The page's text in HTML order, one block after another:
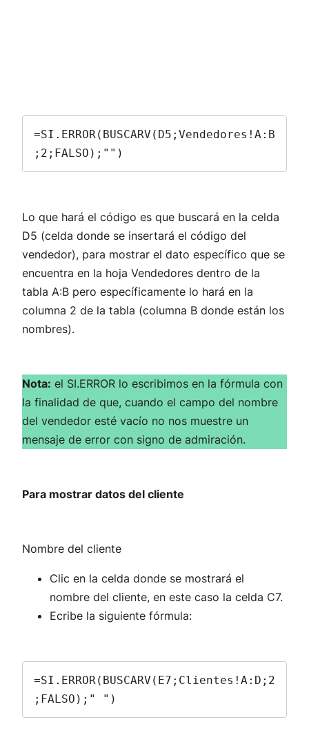
=SI.ERROR(BUSCARV(D5;Vendedores!A:B
;2;FALSO);"")
Lo que hará el código es que buscará en la celda
D5 (celda donde se insertará el código del
vendedor), para mostrar el dato específico que se
encuentra en la hoja Vendedores dentro de la
tabla A:B pero específicamente lo hará en la
columna 2 de la tabla (columna B donde están los
nombres).
Nota: el SI.ERROR lo escribimos en la fórmula con
la finalidad de que, cuando el campo del nombre
del vendedor esté vacío no nos muestre un
mensaje de error con signo de admiración.
Para mostrar datos del cliente
Nombre del cliente
Clic en la celda donde se mostrará el
nombre del cliente, en este caso la celda C7.
Ecribe la siguiente fórmula:
=SI.ERROR(BUSCARV(E7;Clientes!A:D;2
;FALSO);" ")